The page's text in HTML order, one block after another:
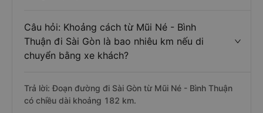
Câu hỏi: Khoảng cách từ Mũi Né - Bình
Thuận đi Sài Gòn là bao nhiêu km nếu di
chuyển bằng xe khách?
Trả lời: Đoạn đường đi Sài Gòn từ Mũi Né - Bình Thuận
có chiều dài khoảng 182 km.